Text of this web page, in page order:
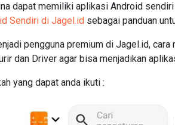
dapat memiliki aplikasi Android
Sendiri di Jagel.id sebagai panduan
pengguna premium di Jagel.id,
dan Driver agar bisa menjadikan
yang dapat anda ikuti :